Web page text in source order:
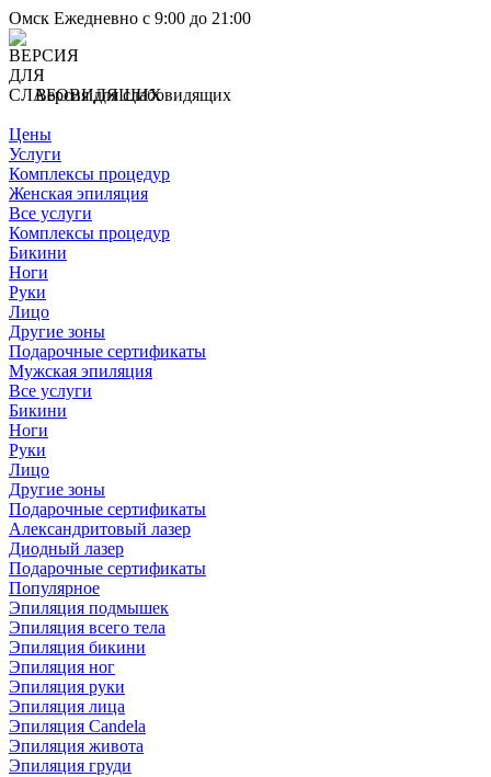
Омск Ежедневно с 9:00 до 21:00
Версия для слабовидящих
Цены
Услуги
Комплексы процедур
Женская эпиляция
Все услуги
Комплексы процедур
Бикини
Ноги
Руки
Лицо
Другие зоны
Подарочные сертификаты
Мужская эпиляция
Все услуги
Бикини
Ноги
Руки
Лицо
Другие зоны
Подарочные сертификаты
Александритовый лазер
Диодный лазер
Подарочные сертификаты
Популярное
Эпиляция подмышек
Эпиляция всего тела
Эпиляция бикини
Эпиляция ног
Эпиляция руки
Эпиляция лица
Эпиляция Candela
Эпиляция живота
Эпиляция груди